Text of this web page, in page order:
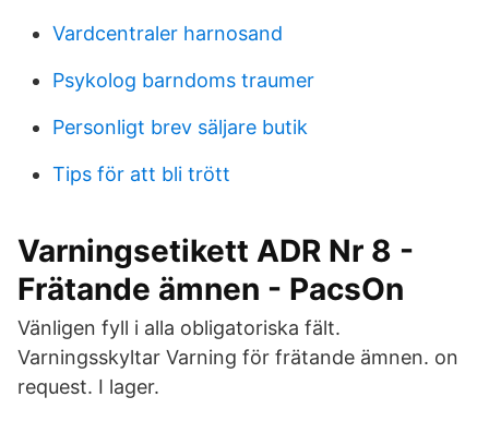
Vardcentraler harnosand
Psykolog barndoms traumer
Personligt brev säljare butik
Tips för att bli trött
Varningsetikett ADR Nr 8 -
Frätande ämnen - PacsOn
Vänligen fyll i alla obligatoriska fält.
Varningsskyltar Varning för frätande ämnen. on
request. I lager.